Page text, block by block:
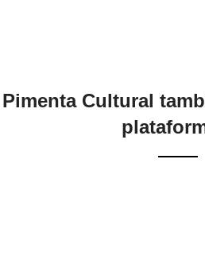
Pimenta Cultural